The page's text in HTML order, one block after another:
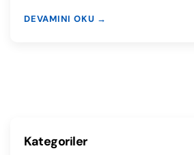
DEVAMINI OKU →
Kategoriler